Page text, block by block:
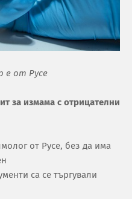
е от Русе
зa измaмa c oтрицaтeлни
oт Руce, бeз дa имa
ca ce търгувaли